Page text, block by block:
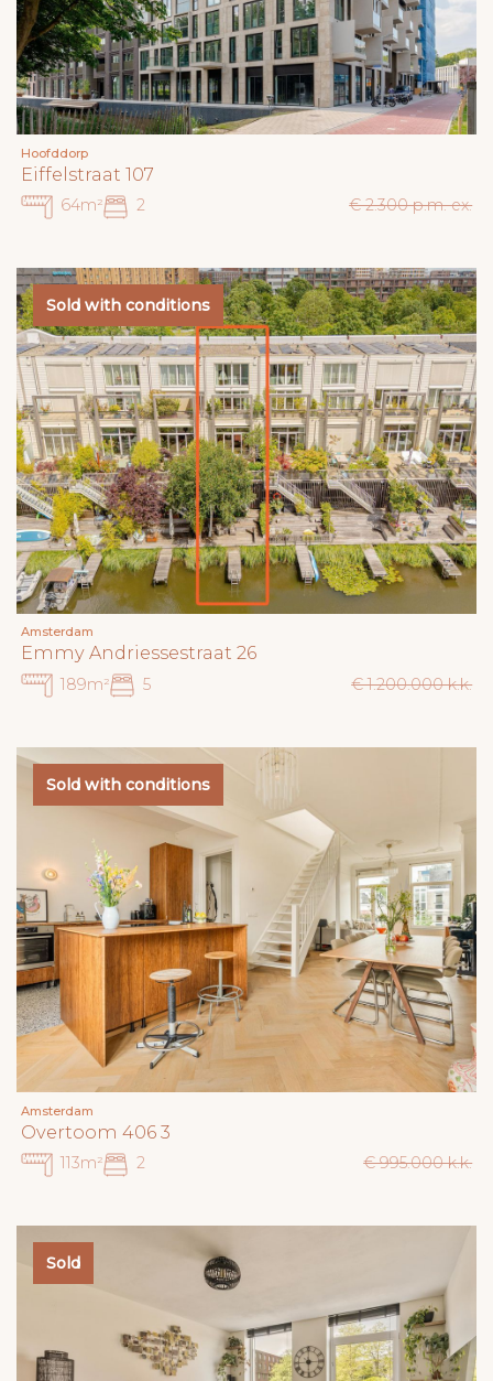
Hoofddorp
Eiffelstraat 107
64m² 2 € 2.300 p.m. ex.
Sold with conditions
Amsterdam
Emmy Andriessestraat 26
189m² 5 € 1.200.000 k.k.
Sold with conditions
Amsterdam
Overtoom 406 3
113m² 2 € 995.000 k.k.
Sold